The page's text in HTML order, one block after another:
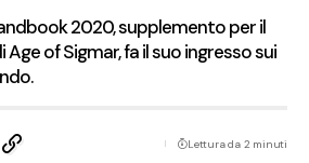
2020, supplemento per il
of Sigmar, fa il suo ingresso sui
Lettura da 2 minuti